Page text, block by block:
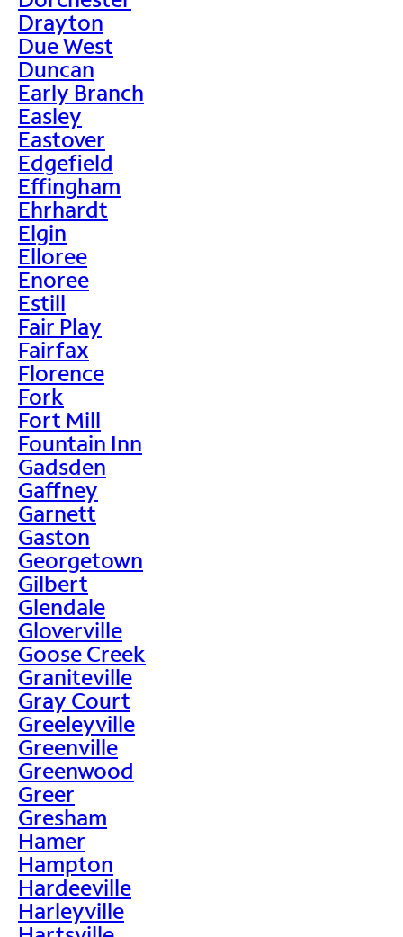
Drayton
Due West
Duncan
Early Branch
Easley
Eastover
Edgefield
Effingham
Ehrhardt
Elgin
Elloree
Enoree
Estill
Fair Play
Fairfax
Florence
Fork
Fort Mill
Fountain Inn
Gadsden
Gaffney
Garnett
Gaston
Georgetown
Gilbert
Glendale
Gloverville
Goose Creek
Graniteville
Gray Court
Greeleyville
Greenville
Greenwood
Greer
Gresham
Hamer
Hampton
Hardeeville
Harleyville